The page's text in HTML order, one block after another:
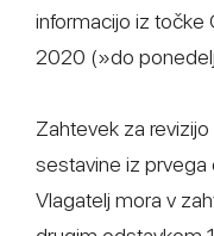
informacijo iz točke
2020 (»do
Zahtevek za
sestavine iz prvega
Vlagatelj mora v